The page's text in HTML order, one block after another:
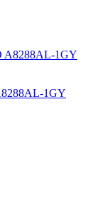
1GY